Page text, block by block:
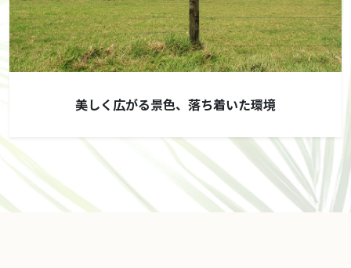
美しく広がる景色、落ち着いた環境